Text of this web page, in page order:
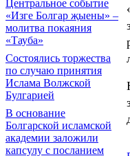
Центральное событие
«Изге Болгар җыены» –
молитва покаяния
«Тауба»
Состоялись торжества
по случаю принятия
Ислама Волжской
Булгарией
В основание
Болгарской исламской
академии заложили
капсулу с посланием